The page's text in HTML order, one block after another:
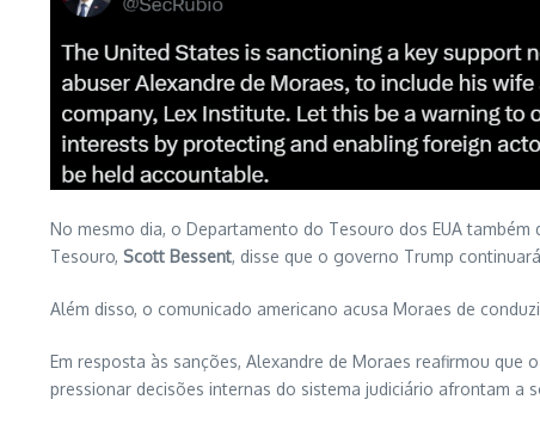
No mesmo dia, o Departamento do Tesouro dos EUA
Tesouro, Scott Bessent, disse que o governo Trump
Além disso, o comunicado americano acusa Moraes de
Em resposta às sanções, Alexandre de Moraes reafirmou que o
pressionar decisões internas do sistema judiciário afrontam a